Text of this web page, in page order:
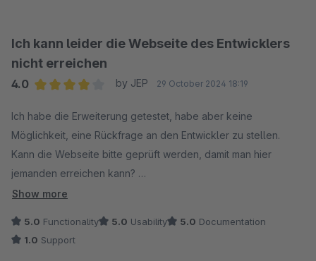
Seit Shopware Version 6.4.20 versorgen wir jede neue
Version mit passenden Updates.
hattest oder unsere Website vorübergehend nicht
erreichbar war, möchten wir uns dafür entschuldigen.
Gerne kannst du uns direkt kontaktieren – wir helfen
schnell und zuverlässig weiter.
Andreas vom Entwicklerteam
Ich kann leider die Webseite des Entwicklers
nicht erreichen
4.0
by JEP 29 October 2024 18:19
Ich habe die Erweiterung getestet, habe aber keine
Möglichkeit, eine Rückfrage an den Entwickler zu stellen.
Kann die Webseite bitte geprüft werden, damit man hier
jemanden erreichen kann?
jemanden vom Support erreichen können, damit man diese
Erweiterung nach der Testphase einsetzten kann.
Show more
5.0 Functionality 5.0 Usability 5.0 Documentation
1.0 Support